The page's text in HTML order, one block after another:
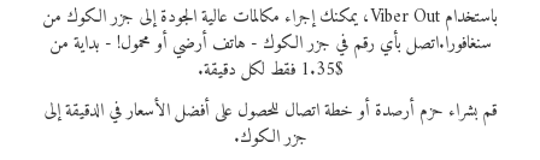
باستخدام Viber Out، يمكنك إجراء مكالمات عالية الجودة إلى جزر الكوك من
سنغافورا.اتصل بأي رقم في جزر الكوك - هاتف أرضي أو محمول! - بداية من
$1.35 فقط لكل دقيقة.
قم بشراء حزم أرصدة أو خطة اتصال للحصول على أفضل الأسعار في الدقيقة إلى
جزر الكوك.